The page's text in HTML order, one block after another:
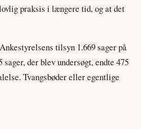
praksis i længere tid, og at det
tilsyn 1.669 sager på
der blev undersøgt, endte 475
Tvangsbøder eller egentlige